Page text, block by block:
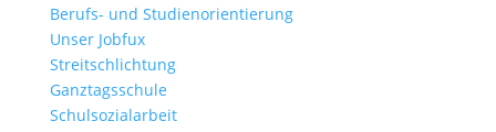
Berufs- und Studienorientierung
Unser Jobfux
Streitschlichtung
Ganztagsschule
Schulsozialarbeit